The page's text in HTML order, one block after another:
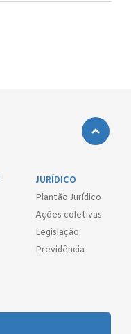
JURÍDICO
Plantão Jurídico
Ações coletivas
Legislação
Previdência